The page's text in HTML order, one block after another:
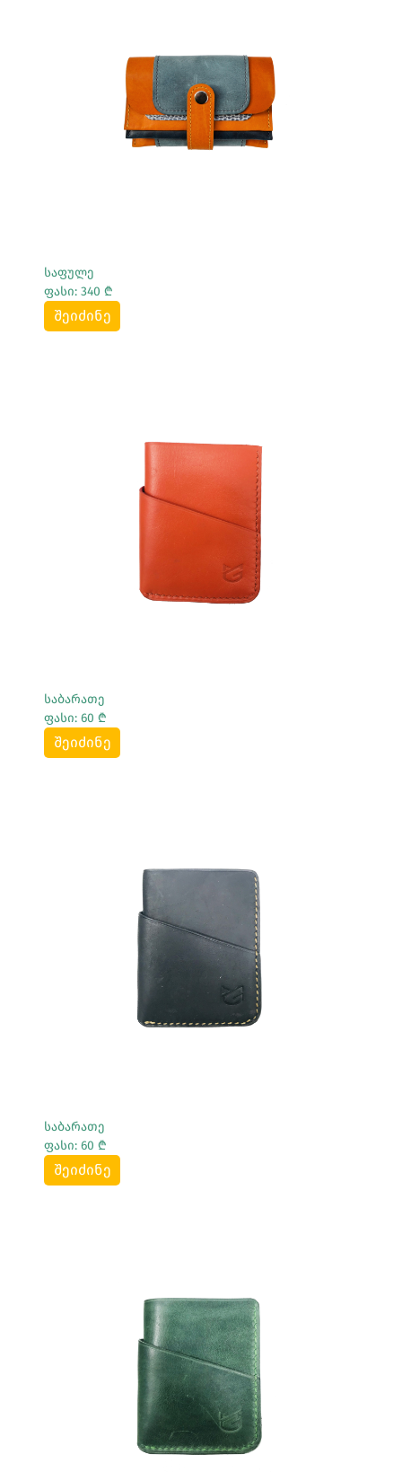
Სრულად Ნახვა
საფულე
ფასი: 340 ₾
შეიძინე
Სრულად Ნახვა
საბარათე
ფასი: 60 ₾
შეიძინე
Სრულად Ნახვა
საბარათე
ფასი: 60 ₾
შეიძინე
Სრულად Ნახვა